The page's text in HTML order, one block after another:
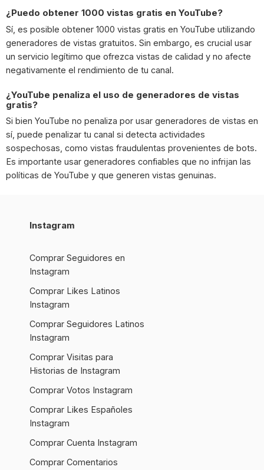
¿Puedo obtener 1000 vistas gratis en YouTube?
Sí, es posible obtener 1000 vistas gratis en YouTube utilizando
generadores de vistas gratuitos. Sin embargo, es crucial usar
un servicio legítimo que ofrezca vistas de calidad y no afecte
negativamente el rendimiento de tu canal.
¿YouTube penaliza el uso de generadores de vistas
gratis?
Si bien YouTube no penaliza por usar generadores de vistas en
sí, puede penalizar tu canal si detecta actividades
sospechosas, como vistas fraudulentas provenientes de bots.
Es importante usar generadores confiables que no infrijan las
políticas de YouTube y que generen vistas genuinas.
Instagram
Comprar Seguidores en
Instagram
Comprar Likes Latinos
Instagram
Comprar Seguidores Latinos
Instagram
Comprar Visitas para
Historias de Instagram
Comprar Votos Instagram
Comprar Likes Españoles
Instagram
Comprar Cuenta Instagram
Comprar Comentarios